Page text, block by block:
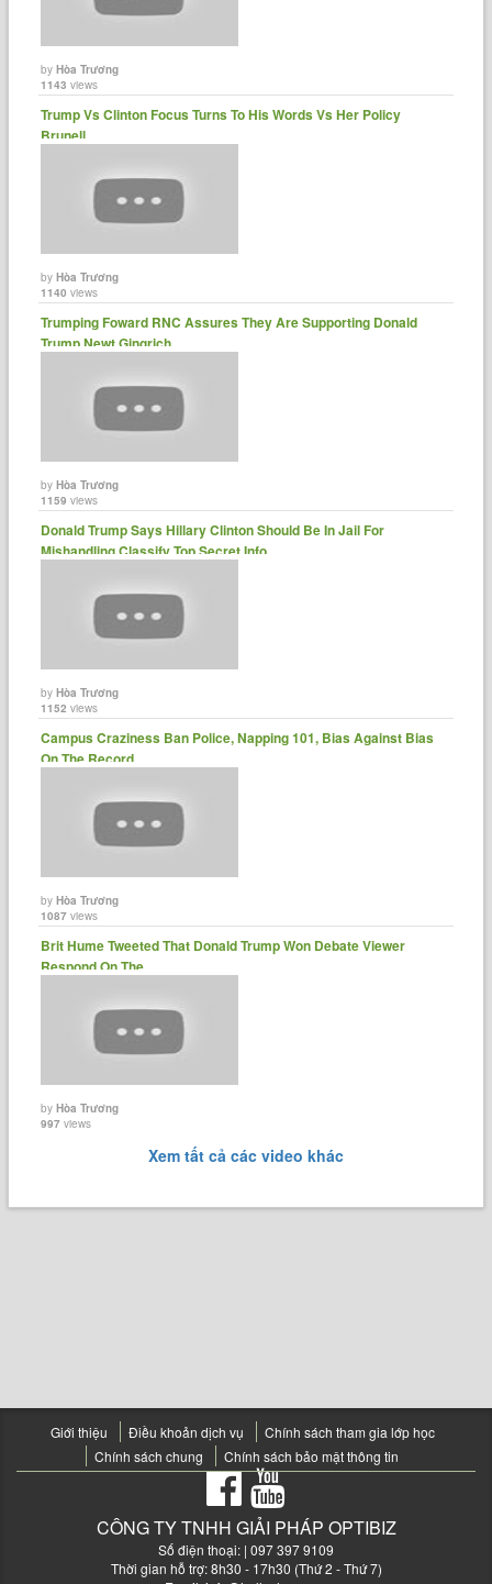
byHòa Trương
1143 views
Trump Vs Clinton Focus Turns To His Words Vs Her Policy
Brunell......
byHòa Trương
1140 views
Trumping Foward RNC Assures They Are Supporting Donald
Trump Newt Gingrich ......
byHòa Trương
1159 views
Donald Trump Says Hillary Clinton Should Be In Jail For
Mishandling Classify Top Secret Info......
byHòa Trương
1152 views
Campus Craziness Ban Police, Napping 101, Bias Against Bias
On The Record......
byHòa Trương
1087 views
Brit Hume Tweeted That Donald Trump Won Debate Viewer
Respond On The......
byHòa Trương
997 views
Xem tất cả các video khác
Giới thiệu Điều khoản dịch vụ
Chính sách tham gia lớp học
Chính sách chung
Chính sách bảo mật thông tin
CÔNG TY TNHH GIẢI PHÁP OPTIBIZ
Số điện thoại: | 097 397 9109
Thời gian hỗ trợ: 8h30 - 17h30 (Thứ 2 - Thứ 7)